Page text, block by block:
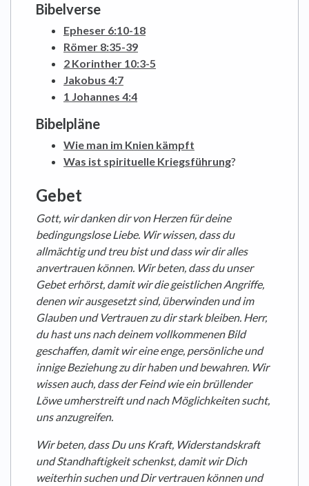
Bibelverse
Epheser 6:10-18
Römer 8:35-39
2 Korinther 10:3-5
Jakobus 4:7
1 Johannes 4:4
Bibelpläne
Wie man im Knien kämpft
Was ist spirituelle Kriegsführung?
Gebet
Gott, wir danken dir von Herzen für deine
bedingungslose Liebe. Wir wissen, dass du
allmächtig und treu bist und dass wir dir alles
anvertrauen können. Wir beten, dass du unser
Gebet erhörst, damit wir die geistlichen Angriffe,
denen wir ausgesetzt sind, überwinden und im
Glauben und Vertrauen zu dir stark bleiben. Herr,
du hast uns nach deinem vollkommenen Bild
geschaffen, damit wir eine enge, persönliche und
innige Beziehung zu dir haben und bewahren. Wir
wissen auch, dass der Feind wie ein brüllender
Löwe umherstreift und nach Möglichkeiten sucht,
uns anzugreifen.
Wir beten, dass Du uns Kraft, Widerstandskraft
und Standhaftigkeit schenkst, damit wir Dich
weiterhin suchen und Dir vertrauen können und